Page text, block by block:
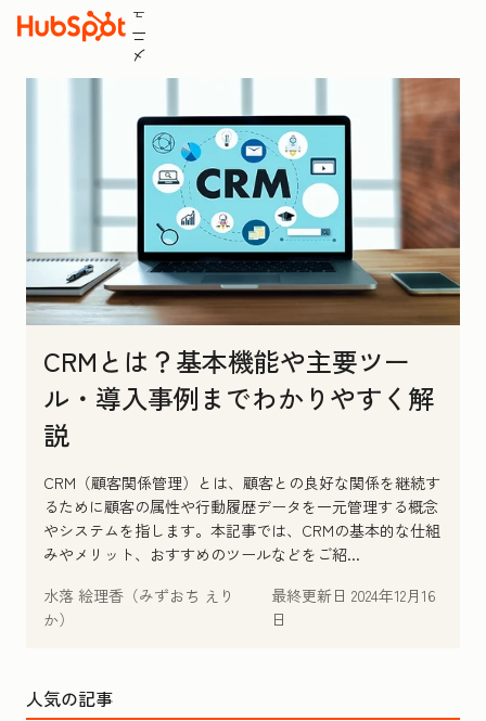
メ
ニ
ュ
CRMとは？基本機能や主要ツー
ル・導入事例までわかりやすく解
説
CRM（顧客関係管理）とは、顧客との良好な関係を継続す
るために顧客の属性や行動履歴データを一元管理する概念
やシステムを指します。本記事では、CRMの基本的な仕組
みやメリット、おすすめのツールなどをご紹...
水落 絵理香（みずおち えり
か）
最終更新日 2024年12月16
日
人気の記事